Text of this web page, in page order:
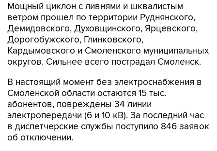
Мощный циклон с ливнями и шквалистым
ветром прошел по территории Руднянского,
Демидовского, Духовщинского, Ярцевского,
Дорогобужского, Глинковского,
Кардымовского и Смоленского муниципальных
округов. Сильнее всего пострадал Смоленск.
В настоящий момент без электроснабжения в
Смоленской области остаются 15 тыс.
абонентов, повреждены 34 линии
электропередачи (6 и 10 кВ). За последний час
в диспетчерские службы поступило 846 заявок
об отключении.